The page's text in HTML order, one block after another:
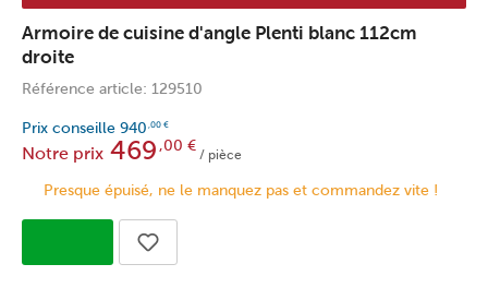
Armoire de cuisine d'angle Plenti blanc 112cm
droite
Référence article: 129510
Prix conseille 940 ,00 €
Notre prix 469,00 €
/ pièce
Presque épuisé, ne le manquez pas et commandez vite !